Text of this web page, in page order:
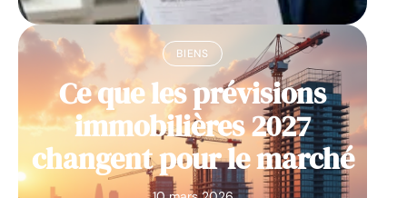
BIENS
Ce que les prévisions
immobilières 2027
changent pour le marché